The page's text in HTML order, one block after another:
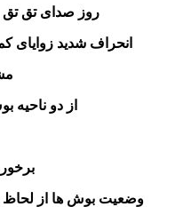
روز صدای تق تق
انحراف شدید
از دو ناحیه
وضعیت بوش ها از لحاظ